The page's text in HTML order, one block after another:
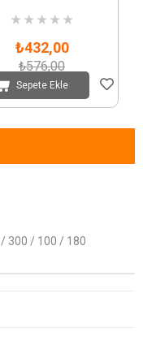
★ ★ ★ ★ ★
₺432,00
₺576,00
Sepete Ekle
300 / 100 / 180